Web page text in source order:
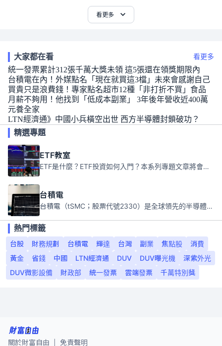
看更多
大家都在看 看更多
統一發票累計312張千萬大獎未領 這5張還在領獎期限內
台積電在內！外媒點名「現在就買這3檔」未來會感謝自己
買貴只是浪費錢！專家點名超市12種「非打折不買」食品
月薪不夠用！他找到「低成本副業」 3年後年營收近400萬
元養全家
LTN經濟通》中國小兵橫空出世 西方半導體封鎖破功？
精選專題
ETF教室
ETF是什麼？ETF投資如何入門？本系列專題文章將會告訴你新手必須知道的ETF基礎知識。
台積電
台積電（tSMC；股票代號2330）是全球領先的半導體代工公司，成立於1987年，總部位於台灣新竹。且已於美國、日本、德國及中國設廠，台積電是全球首家專業積體電路製造服務公司，也是全球最先進和最大規模的半導體代工廠。
熱門標籤
台股
財務規劃 台積電 輝達 台灣 副業 焦點股
消費
黃金
省錢 中國 LTN經濟通 DUV DUV曝光機
深紫外光
DUV微影設備
財政部 統一發票 雲端發票 千萬特別獎
關於財富自由 免責聲明